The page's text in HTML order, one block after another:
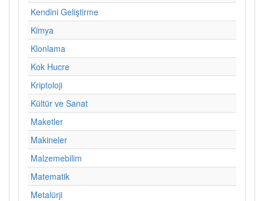
Kendini Geliştirme
Kimya
Klonlama
Kok Hucre
Kriptoloji
Kültür ve Sanat
Maketler
Makineler
Malzemebilim
Matematik
Metalürji